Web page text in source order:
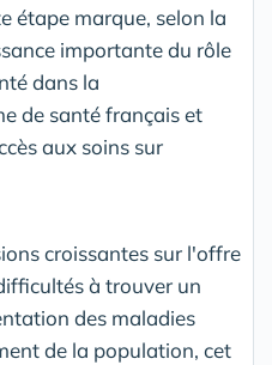
étape marque, selon la
importante du rôle
dans la
de santé français et
aux soins sur
croissantes sur l'offre
à trouver un
des maladies
de la population, cet